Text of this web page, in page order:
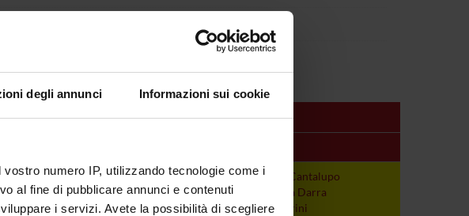
degli annunci Informazioni sui cookie
numero IP, utilizzando tecnologie come i
al fine di pubblicare annunci e contenuti
i servizi. Avete la possibilità di scegliere
NEUROPSICHIATRIA
non ancora
assegnato
Gaetano Cantalupo
Francesca Darra
Elena Fiorini